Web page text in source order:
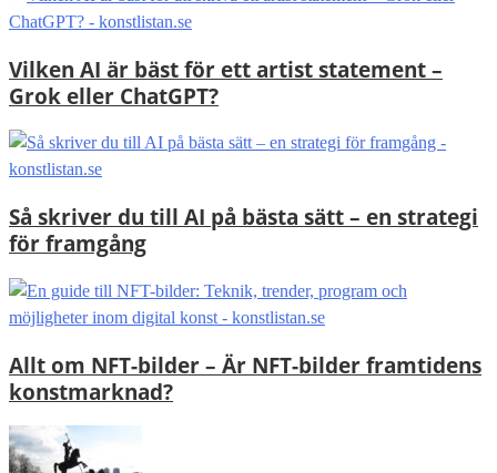
Vilken AI är bäst för ett artist statement –
Grok eller ChatGPT?
Så skriver du till AI på bästa sätt – en strategi
för framgång
Allt om NFT-bilder – Är NFT-bilder framtidens
konstmarknad?